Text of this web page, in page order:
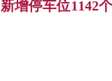
增停车位1142